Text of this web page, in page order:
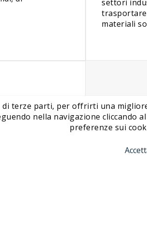
settori
materiali
terze parti, per offrirti una
nella navigazione cliccando
preferenze sui